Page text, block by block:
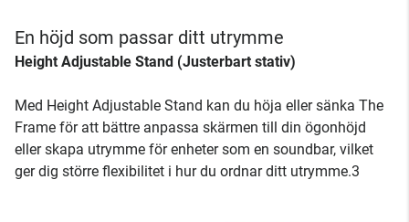
En höjd som passar ditt utrymme
Height Adjustable Stand (Justerbart stativ)
Med Height Adjustable Stand kan du höja eller sänka The
Frame för att bättre anpassa skärmen till din ögonhöjd
eller skapa utrymme för enheter som en soundbar, vilket
ger dig större flexibilitet i hur du ordnar ditt utrymme.3